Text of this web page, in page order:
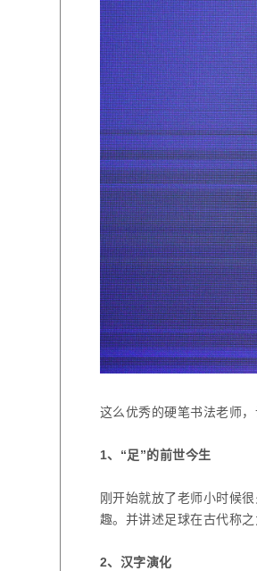
这么优秀的硬笔书法老师
1、“足”的前世今生
刚开始就放了老师小时候
趣。并讲述足球在古代称
2、汉字演化